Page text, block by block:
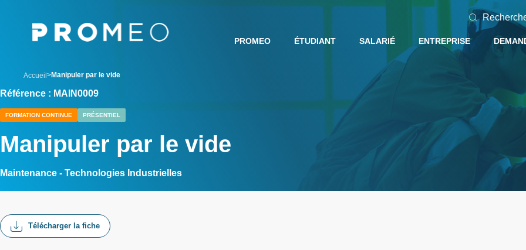
PROMEO ÉTUDIANT SALARIÉ ENTREPRISE
Accueil Manipuler par le vide
Référence : MAIN0009
FORMATION CONTINUE PRÉSENTIEL
Manipuler par le vide
Maintenance - Technologies Industrielles
Télécharger la fiche